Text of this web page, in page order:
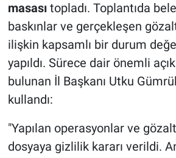
masasıtopladı. Toplantıda
baskınlar ve gerçekleşen
ilişkin kapsamlı bir durum
yapıldı. Sürece dair önemli
bulunan İl Başkanı Utku
kullandı:
"Yapılan operasyonlar ve
dosyaya gizlilik kararı verildi.